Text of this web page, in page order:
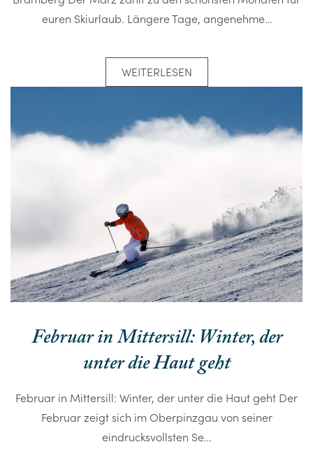
euren Skiurlaub. Längere Tage, angenehme…
WEITERLESEN
Februar in Mittersill: Winter, der
unter die Haut geht
Februar in Mittersill: Winter, der unter die Haut geht Der
Februar zeigt sich im Oberpinzgau von seiner
eindrucksvollsten Se…